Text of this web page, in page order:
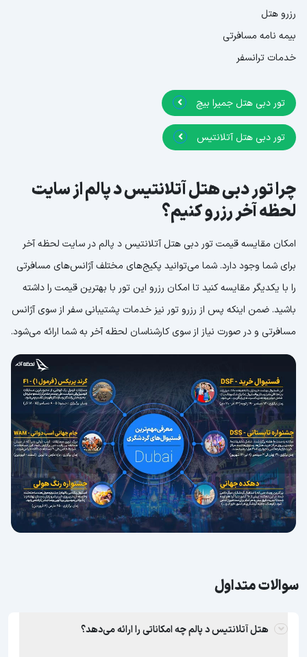
رزرو هتل
بیمه نامه مسافرتی
خدمات ترانسفر
تور دبی هتل جمیرا بیچ
تور دبی هتل آتلانتیس
چرا تور دبی هتل آتلانتیس د پالم از سایت
لحظه آخر رزرو کنیم؟
امکان مقایسه قیمت تور دبی هتل آتلانتیس د پالم در سایت لحظه آخر
برای شما وجود دارد. شما می‌توانید پکیج‌های مختلف آژانس‌های مسافرتی
را با یکدیگر مقایسه کنید تا امکان رزرو این تور با بهترین قیمت را داشته
باشید. ضمن اینکه پس از رزرو تور نیز خدمات پشتیبانی سفر از سوی آژانس
مسافرتی و در صورت نیاز از سوی کارشناسان لحظه آخر به شما ارائه می‌شود.
سوالات متداول
هتل آتلانتیس د پالم چه امکاناتی را ارائه می‌دهد؟